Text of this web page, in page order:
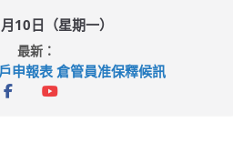
10日（星期一）
最新：
申報表 倉管員准保釋候訊